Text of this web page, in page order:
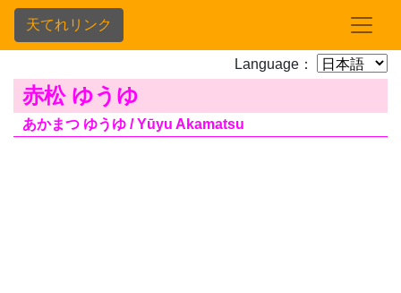
天てれリンク
Language：
赤松 ゆうゆ
あかまつ ゆうゆ / Yūyu Akamatsu